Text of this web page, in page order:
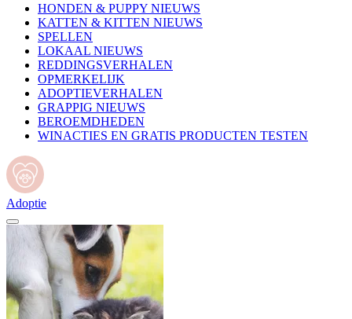
HONDEN & PUPPY NIEUWS
KATTEN & KITTEN NIEUWS
SPELLEN
LOKAAL NIEUWS
REDDINGSVERHALEN
OPMERKELIJK
ADOPTIEVERHALEN
GRAPPIG NIEUWS
BEROEMDHEDEN
WINACTIES EN GRATIS PRODUCTEN TESTEN
Adoptie